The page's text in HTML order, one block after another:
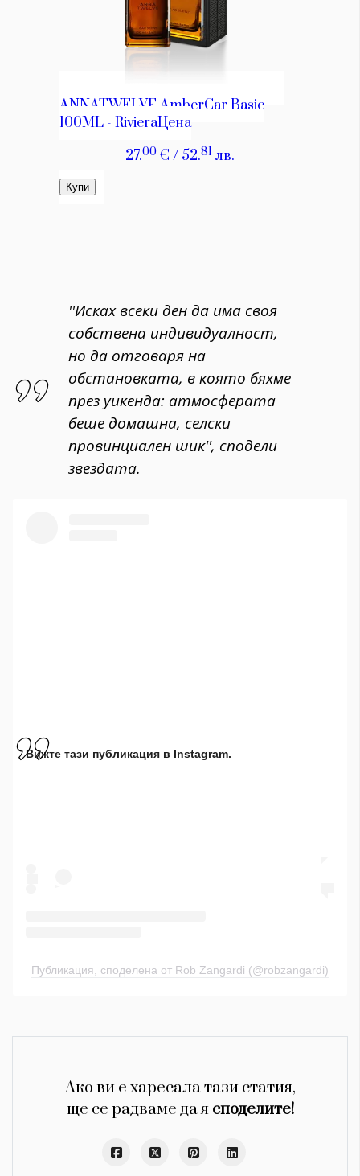
''Исках всеки ден да има своя
собствена индивидуалност,
но да отговаря на
обстановката, в която бяхме
през уикенда: атмосферата
беше домашна, селски
провинциален шик'', сподели
звездата.
Вижте тази публикация в Instagram.
Публикация, споделена от Rob Zangardi (@robzangardi)
Ако ви е харесала тази статия,
ще се радваме да я споделите!